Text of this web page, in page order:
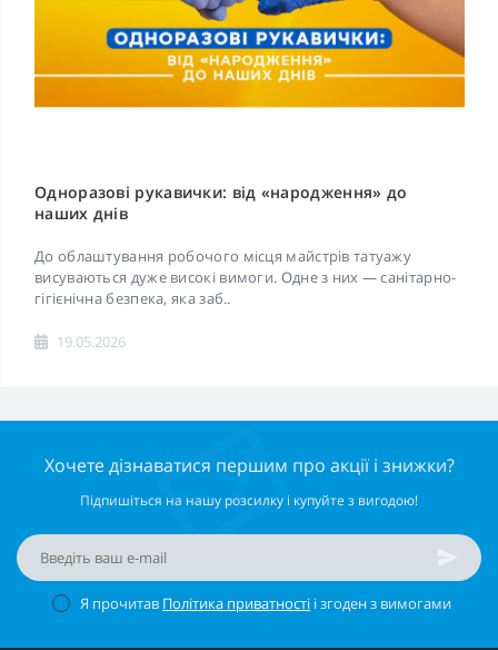
Одноразові рукавички: від «народження» до
наших днів
До облаштування робочого місця майстрів татуажу
висуваються дуже високі вимоги. Одне з них — санітарно-
гігієнічна безпека, яка заб..
19.05.2026
Хочете дізнаватися першим про акції і знижки?
Підпишіться на нашу розсилку і купуйте з вигодою!
Я прочитав Політика приватності і згоден з вимогами